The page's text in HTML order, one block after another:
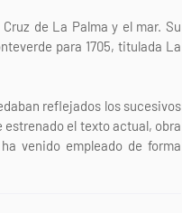
de La Palma y el mar. Su
para 1705, titulada La
reflejados los sucesivos
estrenado el texto actual, obra
venido empleado de forma